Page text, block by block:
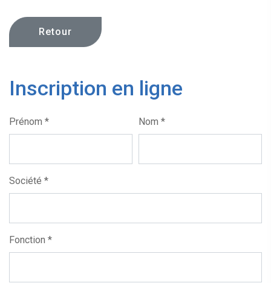
Retour
Inscription en ligne
Prénom * Nom *
Société *
Fonction *